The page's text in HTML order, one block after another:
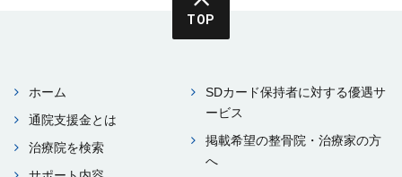
TOP
ホーム
通院⽀援⾦とは
治療院を検索
SDカード保持者に対する優遇サ
ービス
掲載希望の整⾻院・治療家の⽅
へ